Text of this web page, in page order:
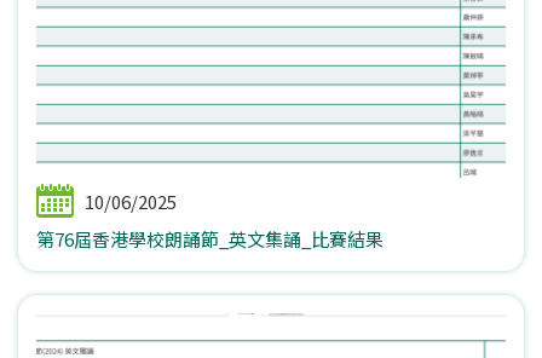
10/06/2025
第76屆香港學校朗誦節_英文集誦_比賽結果